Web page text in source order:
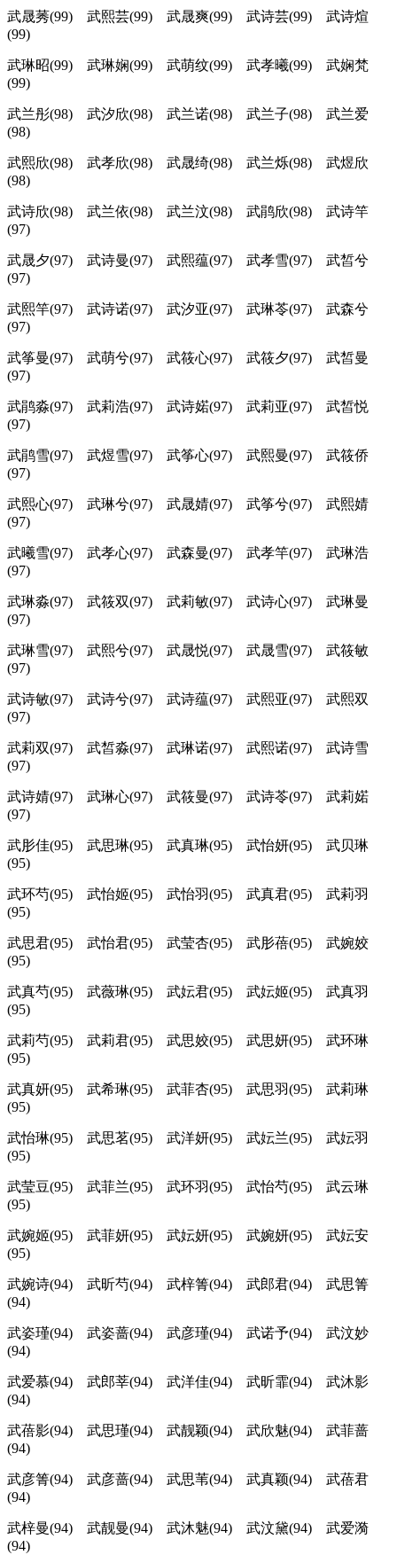
武晟莠(99) 武熙芸(99) 武晟爽(99) 武诗芸(99) 武诗煊
(99)
武琳昭(99) 武琳娴(99) 武萌纹(99) 武孝曦(99) 武娴梵
(99)
武兰彤(98) 武汐欣(98) 武兰诺(98) 武兰子(98) 武兰爱
(98)
武熙欣(98) 武孝欣(98) 武晟绮(98) 武兰烁(98) 武煜欣
(98)
武诗欣(98) 武兰依(98) 武兰汶(98) 武鹃欣(98) 武诗竿
(97)
武晟夕(97) 武诗曼(97) 武熙蕴(97) 武孝雪(97) 武皙兮
(97)
武熙竿(97) 武诗诺(97) 武汐亚(97) 武琳苓(97) 武森兮
(97)
武筝曼(97) 武萌兮(97) 武筱心(97) 武筱夕(97) 武皙曼
(97)
武鹃淼(97) 武莉浩(97) 武诗婼(97) 武莉亚(97) 武皙悦
(97)
武鹃雪(97) 武煜雪(97) 武筝心(97) 武熙曼(97) 武筱侨
(97)
武熙心(97) 武琳兮(97) 武晟婧(97) 武筝兮(97) 武熙婧
(97)
武曦雪(97) 武孝心(97) 武森曼(97) 武孝竿(97) 武琳浩
(97)
武琳淼(97) 武筱双(97) 武莉敏(97) 武诗心(97) 武琳曼
(97)
武琳雪(97) 武熙兮(97) 武晟悦(97) 武晟雪(97) 武筱敏
(97)
武诗敏(97) 武诗兮(97) 武诗蕴(97) 武熙亚(97) 武熙双
(97)
武莉双(97) 武皙淼(97) 武琳诺(97) 武熙诺(97) 武诗雪
(97)
武诗婧(97) 武琳心(97) 武筱曼(97) 武诗苓(97) 武莉婼
(97)
武肜佳(95) 武思琳(95) 武真琳(95) 武怡妍(95) 武贝琳
(95)
武环芍(95) 武怡姬(95) 武怡羽(95) 武真君(95) 武莉羽
(95)
武思君(95) 武怡君(95) 武莹杏(95) 武肜蓓(95) 武婉姣
(95)
武真芍(95) 武薇琳(95) 武妘君(95) 武妘姬(95) 武真羽
(95)
武莉芍(95) 武莉君(95) 武思姣(95) 武思妍(95) 武环琳
(95)
武真妍(95) 武希琳(95) 武菲杏(95) 武思羽(95) 武莉琳
(95)
武怡琳(95) 武思茗(95) 武洋妍(95) 武妘兰(95) 武妘羽
(95)
武莹豆(95) 武菲兰(95) 武环羽(95) 武怡芍(95) 武云琳
(95)
武婉姬(95) 武菲妍(95) 武妘妍(95) 武婉妍(95) 武妘安
(95)
武婉诗(94) 武昕芍(94) 武梓箐(94) 武郎君(94) 武思箐
(94)
武姿瑾(94) 武姿蔷(94) 武彦瑾(94) 武诺予(94) 武汶妙
(94)
武爱慕(94) 武郎莘(94) 武洋佳(94) 武昕霏(94) 武沐影
(94)
武蓓影(94) 武思瑾(94) 武靓颖(94) 武欣魅(94) 武菲蔷
(94)
武彦箐(94) 武彦蔷(94) 武思苇(94) 武真颖(94) 武蓓君
(94)
武梓曼(94) 武靓曼(94) 武沐魅(94) 武汶黛(94) 武爱漪
(94)